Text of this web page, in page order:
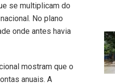
se multiplicam do
No plano
onde antes havia
mostram que o
anuais. A